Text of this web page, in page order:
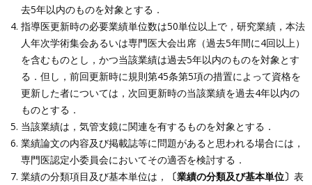
去5年以内のものを対象とする．
指導医更新時の必要業績単位数は50単位以上で，研究業績，本法
人年次学術集会あるいは専門医大会出席（過去5年間に4回以上）
を含むものとし，かつ当該業績は過去5年以内のものを対象とす
る．但し，前回更新時に規則第45条第5項の措置によって資格を
更新した者については，次回更新時の当該業績を過去4年以内の
ものとする．
当該業績は，気管支鏡に関連を有するものを対象とする．
業績論文の内容及び掲載誌等に問題があると思われる場合には，
専門医認定小委員会においてその適否を検討する．
業績の分類項目及び基本単位は，
〔業績の分類及び基本単位〕 表